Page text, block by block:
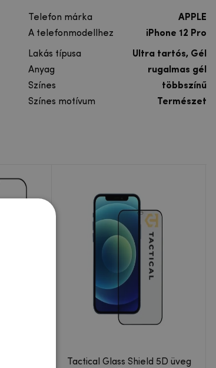
Telefon márka
APPLE
A telefonmodellhez
iPhone 12 Pro
Lakás típusa
Ultra tartós, Gél
Anyag
rugalmas gél
Színes
többszínű
Színes motívum
Természet
Tactical Glass Shield 5D üveg